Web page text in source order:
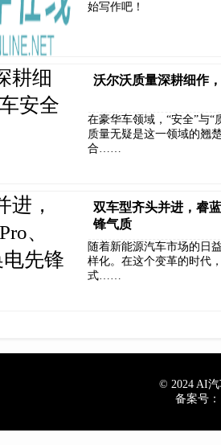
始写作吧！
沃尔沃质量深耕细作
在豪华车领域，“安全”与
质量无疑是这一领域的翘
合……
双车型齐头并进，睿
锋气质
随着新能源汽车市场的日
样化。在这个变革的时代
式……
© 2024 AI汽
备案号：